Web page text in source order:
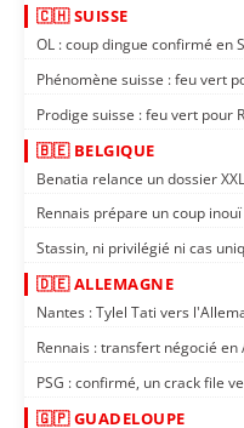
🇨🇭 SUISSE
OL : coup dingue confirmé en
Phénomène suisse : feu vert
Prodige suisse : feu vert pour
🇧🇪 BELGIQUE
Benatia relance un dossier XXL
Rennais prépare un coup inouï
Stassin, ni privilégié ni cas
🇩🇪 ALLEMAGNE
Nantes : Tylel Tati vers
Rennais : transfert négocié en
PSG : confirmé, un crack file
🇬🇵 GUADELOUPE